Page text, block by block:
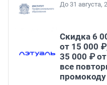
До 31 августа,
Скидка 6
от 15 000
35 000 ₽
все